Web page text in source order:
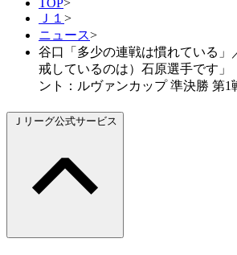
TOP>
Ｊ１ >
ニュース>
谷口「多少の連戦は慣れている」
戒しているのは）石原選手です」
ント：ルヴァンカップ 準決勝 第1
Ｊリーグ公式サービス